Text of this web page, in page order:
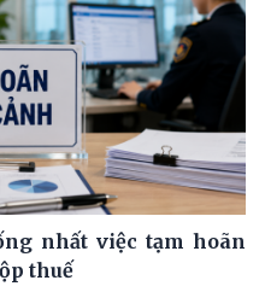
nhất việc tạm hoãn
thuế